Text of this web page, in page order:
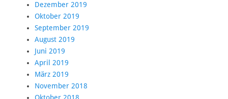
Dezember 2019
Oktober 2019
September 2019
August 2019
Juni 2019
April 2019
März 2019
November 2018